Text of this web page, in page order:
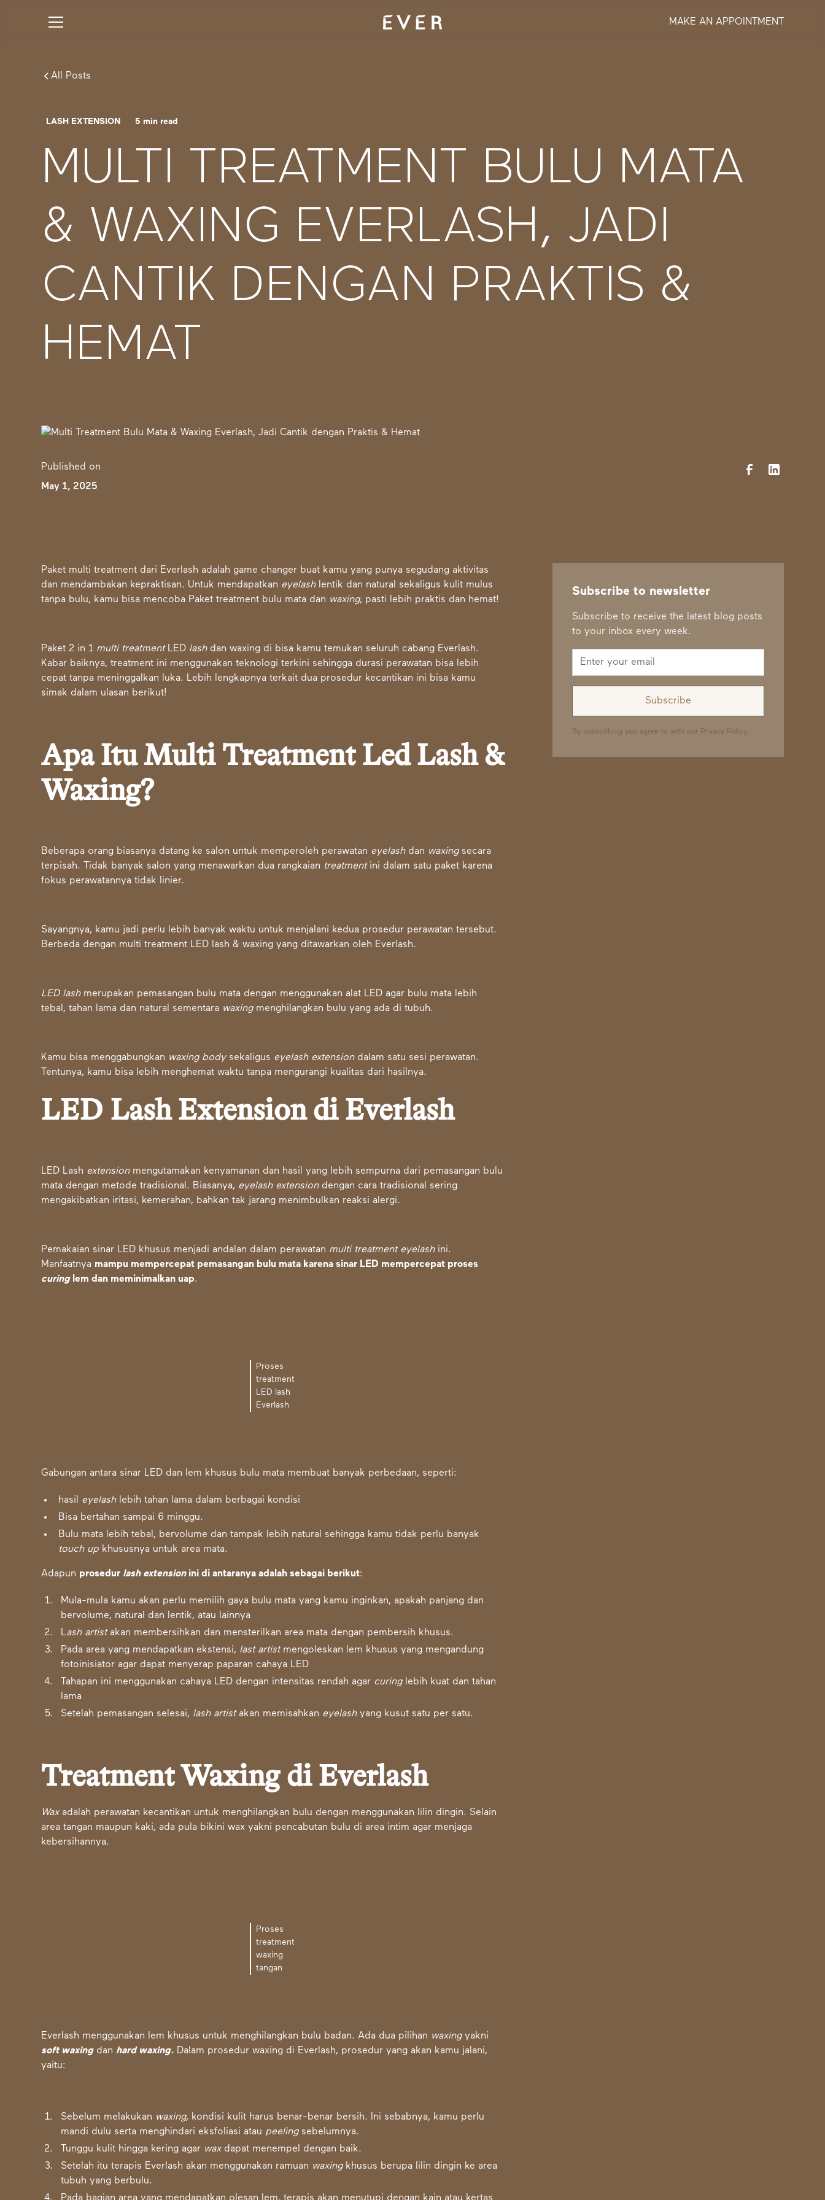
MAKE AN APPOINTMENT
All Posts
LASH EXTENSION 5 min read
MULTI TREATMENT BULU MATA
& WAXING EVERLASH, JADI
CANTIK DENGAN PRAKTIS &
HEMAT
Published on
May 1, 2025
Paket multi treatment dari Everlash adalah game changer buat kamu yang punya segudang aktivitas
dan mendambakan kepraktisan. Untuk mendapatkan eyelashlentik dan natural sekaligus kulit mulus
tanpa bulu, kamu bisa mencoba Paket treatment bulu mata dan waxing, pasti lebih praktis dan hemat!
Paket 2 in 1 multi treatment LED lashdan waxing di bisa kamu temukan seluruh cabang Everlash.
Kabar baiknya, treatment ini menggunakan teknologi terkini sehingga durasi perawatan bisa lebih
cepat tanpa meninggalkan luka. Lebih lengkapnya terkait dua prosedur kecantikan ini bisa kamu
simak dalam ulasan berikut!
Apa Itu Multi Treatment Led Lash &
Waxing?
Beberapa orang biasanya datang ke salon untuk memperoleh perawatan eyelash dan waxing secara
terpisah. Tidak banyak salon yang menawarkan dua rangkaian treatment ini dalam satu paket karena
fokus perawatannya tidak linier.
Sayangnya, kamu jadi perlu lebih banyak waktu untuk menjalani kedua prosedur perawatan tersebut.
Berbeda dengan multi treatment LED lash & waxing yang ditawarkan oleh Everlash.
LED lash merupakan pemasangan bulu mata dengan menggunakan alat LED agar bulu mata
lebih
tebal, tahan lama dan natural sementara waxing menghilangkan bulu yang ada di tubuh.
Kamu bisa menggabungkan waxing body sekaligus eyelash extension dalam satu sesi perawatan.
Tentunya, kamu bisa lebih menghemat waktu tanpa mengurangi kualitas dari hasilnya.
LED Lash Extension di Everlash
LED Lash extension mengutamakan kenyamanan dan hasil yang lebih sempurna dari pemasangan bulu
mata dengan metode tradisional. Biasanya, eyelash extension dengan cara tradisional sering
mengakibatkan iritasi, kemerahan, bahkan tak jarang menimbulkan reaksi alergi.
Pemakaian sinar LED khusus menjadi andalan dalam perawatan multi treatment eyelash ini.
Manfaatnya mampu mempercepat pemasangan bulu mata karena sinar LED mempercepat proses
curing lem dan meminimalkan uap.
Proses
treatment
LED lash
Everlash
Gabungan antara sinar LED dan lem khusus bulu mata membuat banyak perbedaan, seperti:
hasil eyelash lebih tahan lama dalam berbagai kondisi
Bisa bertahan sampai 6 minggu.
Bulu mata lebih tebal, bervolume dan tampak lebih natural sehingga kamu tidak perlu banyak
touch up khususnya untuk area mata.
Adapun prosedur lash extension ini di antaranya adalah sebagai berikut:
Mula-mula kamu akan perlu memilih gaya bulu mata yang kamu inginkan, apakah panjang dan
bervolume, natural dan lentik, atau lainnya
Lash artist akan membersihkan dan mensterilkan area mata dengan pembersih khusus.
Pada area yang mendapatkan ekstensi, last artist mengoleskan lem khusus yang mengandung
fotoinisiator agar dapat menyerap paparan cahaya LED
Tahapan ini menggunakan cahaya LED dengan intensitas rendah agar curing lebih kuat dan tahan
lama
Setelah pemasangan selesai, lash artist akan memisahkan eyelashyang kusut satu per satu.
Treatment Waxing di Everlash
Wax adalah perawatan kecantikan untuk menghilangkan bulu dengan menggunakan lilin dingin. Selain
area tangan maupun kaki, ada pula bikini wax yakni pencabutan bulu di area intim agar menjaga
kebersihannya.
Proses
treatment
waxing
tangan
Everlash menggunakan lem khusus untuk menghilangkan bulu badan. Ada dua pilihan waxingyakni
soft waxing dan hard waxing. Dalam prosedur waxing di Everlash, prosedur yang akan kamu jalani,
yaitu:
Sebelum melakukan waxing, kondisi kulit harus benar-benar bersih. Ini sebabnya, kamu perlu
mandi dulu serta menghindari eksfoliasi atau peelingsebelumnya.
Tunggu kulit hingga kering agar wax dapat menempel dengan baik.
Setelah itu terapis Everlash akan menggunakan ramuan waxing khusus berupa lilin dingin ke area
tubuh yang berbulu.
Subscribe to newsletter
Subscribe to receive the latest blog posts
to your inbox every week.
By subscribing you agree to with our Privacy Policy.